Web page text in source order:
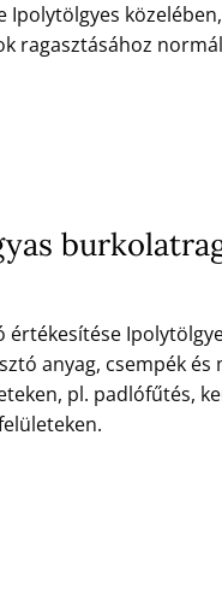
ragasztásához
anyag, csempék
pl. padlófűtés,